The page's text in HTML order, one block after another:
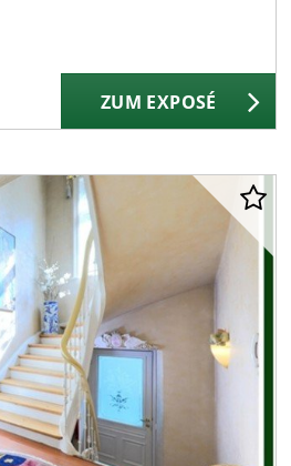
ZUM EXPOSÉ